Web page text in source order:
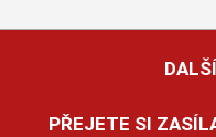
PŘEJETE SI